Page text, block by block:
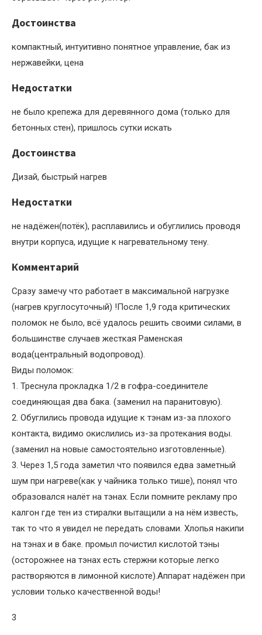
Достоинства
компактный, интуитивно понятное управление, бак из
нержавейки, цена
Недостатки
не было крепежа для деревянного дома (только для
бетонных стен), пришлось сутки искать
Достоинства
Дизай, быстрый нагрев
Недостатки
не надёжен(потёк), расплавились и обуглились проводя
внутри корпуса, идущие к нагревательному тену.
Комментарий
Сразу замечу что работает в максимальной нагрузке
(нагрев круглосуточный) !После 1,9 года критических
поломок не было, всё удалось решить своими силами, в
большинстве случаев жесткая Раменская
вода(центральный водопровод).
Виды поломок:
1. Треснула прокладка 1/2 в гофра-соединителе
соединяющая два бака. (заменил на паранитовую).
2. Обуглились провода идущие к тэнам из-за плохого
контакта, видимо окислились из-за протекания воды.
(заменил на новые самостоятельно изготовленные).
3. Через 1,5 года заметил что появился едва заметный
шум при нагреве(как у чайника только тише), понял что
образовался налёт на тэнах. Если помните рекламу про
калгон где тен из стиралки вытащили а на нём известь,
так то что я увидел не передать словами. Хлопья накипи
на тэнах и в баке. промыл почистил кислотой тэны
(осторожнее на тэнах есть стержни которые легко
растворяются в лимонной кислоте).Аппарат надёжен при
условии только качественной воды!
3